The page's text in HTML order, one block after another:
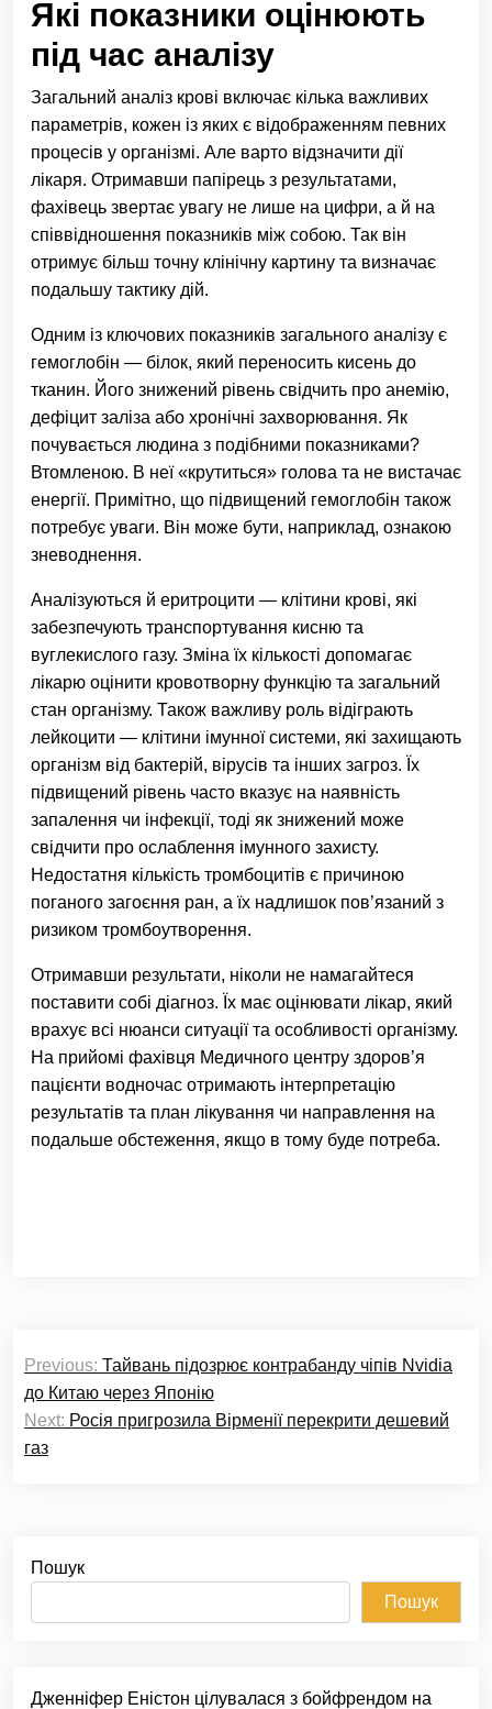
Які показники оцінюють
під час аналізу
Загальний аналіз крові включає кілька важливих
параметрів, кожен із яких є відображенням певних
процесів у організмі. Але варто відзначити дії
лікаря. Отримавши папірець з результатами,
фахівець звертає увагу не лише на цифри, а й на
співвідношення показників між собою. Так він
отримує більш точну клінічну картину та визначає
подальшу тактику дій.
Одним із ключових показників загального аналізу є
гемоглобін — білок, який переносить кисень до
тканин. Його знижений рівень свідчить про анемію,
дефіцит заліза або хронічні захворювання. Як
почувається людина з подібними показниками?
Втомленою. В неї «крутиться» голова та не вистачає
енергії. Примітно, що підвищений гемоглобін також
потребує уваги. Він може бути, наприклад, ознакою
зневоднення.
Аналізуються й еритроцити — клітини крові, які
забезпечують транспортування кисню та
вуглекислого газу. Зміна їх кількості допомагає
лікарю оцінити кровотворну функцію та загальний
стан організму. Також важливу роль відіграють
лейкоцити — клітини імунної системи, які захищають
організм від бактерій, вірусів та інших загроз. Їх
підвищений рівень часто вказує на наявність
запалення чи інфекції, тоді як знижений може
свідчити про ослаблення імунного захисту.
Недостатня кількість тромбоцитів є причиною
поганого загоєння ран, а їх надлишок пов’язаний з
ризиком тромбоутворення.
Отримавши результати, ніколи не намагайтеся
поставити собі діагноз. Їх має оцінювати лікар, який
врахує всі нюанси ситуації та особливості організму.
На прийомі фахівця Медичного центру здоров’я
пацієнти водночас отримають інтерпретацію
результатів та план лікування чи направлення на
подальше обстеження, якщо в тому буде потреба.
Навігація
записів
Previous: Тайвань підозрює контрабанду чіпів Nvidia
до Китаю через Японію
Next: Росія пригрозила Вірменії перекрити дешевий
газ
Пошук
Пошук
Дженніфер Еністон цілувалася з бойфрендом на